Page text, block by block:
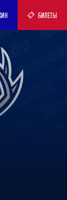
БИЛЕТЫ